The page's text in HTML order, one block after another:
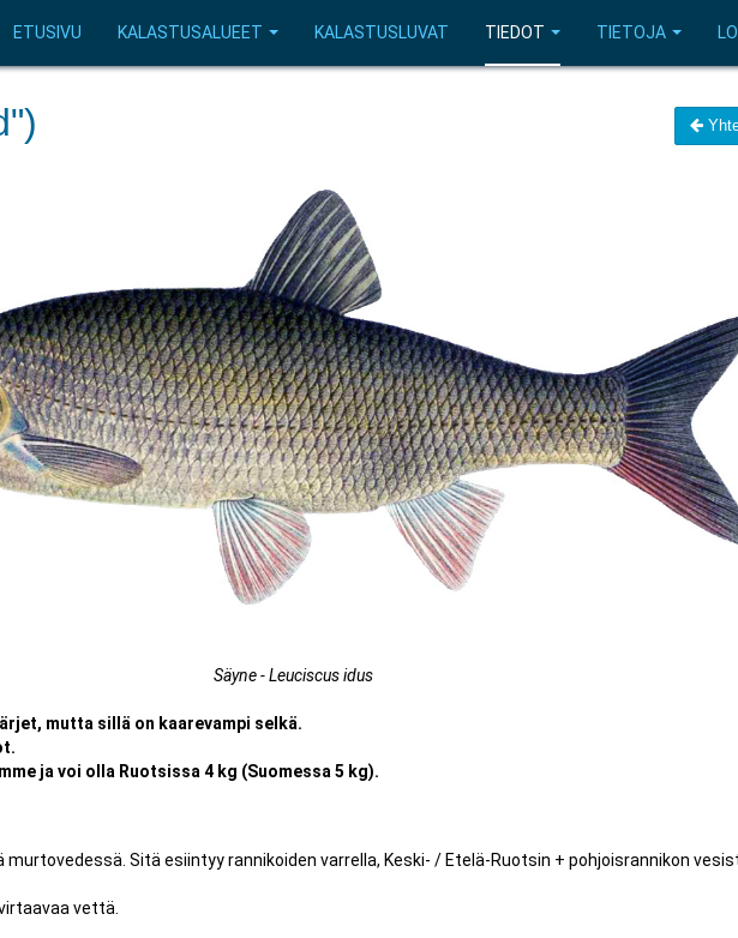
ETUSIVU KALASTUSALUEET KALASTUSLUVAT TIEDOT TIETOJA
Säyne - Leuciscus idus
mutta sillä on kaarevampi selkä.
ja voi olla Ruotsissa 4 kg (Suomessa 5 kg).
Sitä esiintyy rannikoiden varrella, Keski- / Etelä-Ruotsin + pohjoisrannikon
vettä.